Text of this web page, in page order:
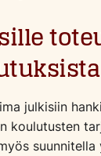
julkisiin
koulutusten
suunnitella